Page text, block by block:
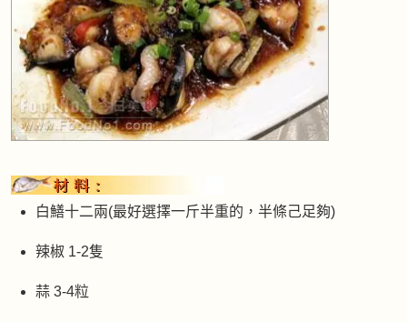
白鱔十二兩(最好選擇一斤半重的，半條己足夠)
辣椒 1-2隻
蒜 3-4粒